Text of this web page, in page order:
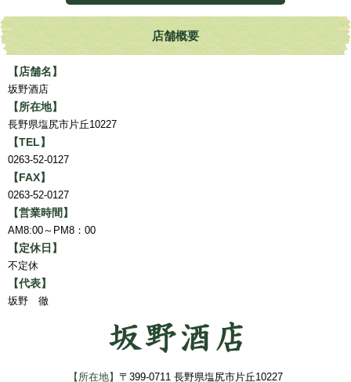
店舗概要
【店舗名】
坂野酒店
【所在地】
長野県塩尻市片丘10227
【TEL】
0263-52-0127
【FAX】
0263-52-0127
【営業時間】
AM8:00～PM8：00
【定休日】
不定休
【代表】
坂野 徹
【所在地】 〒399-0711 長野県塩尻市片丘10227